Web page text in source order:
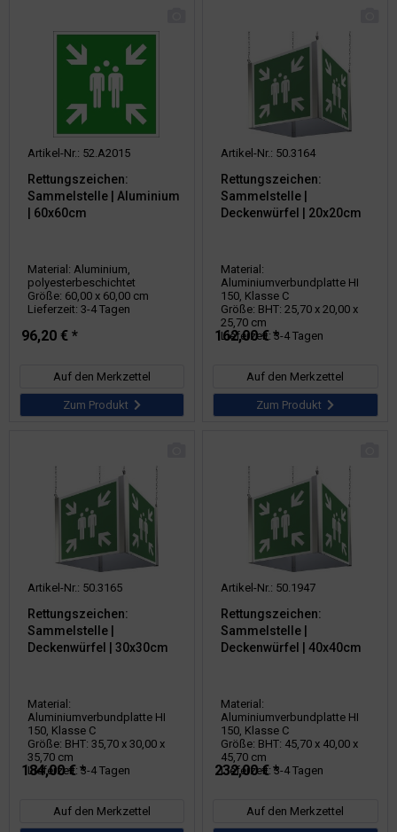
Artikel-Nr.: 52.A2015
Rettungszeichen:
Sammelstelle | Aluminium
| 60x60cm
Material: Aluminium,
polyesterbeschichtet
Größe: 60,00 x 60,00 cm
Lieferzeit: 3-4 Tagen
96,20 € *
Auf den Merkzettel
Zum Produkt
Artikel-Nr.: 50.3164
Rettungszeichen:
Sammelstelle |
Deckenwürfel | 20x20cm
Material:
Aluminiumverbundplatte HI
150, Klasse C
Größe: BHT: 25,70 x 20,00 x
25,70 cm
Lieferzeit: 3-4 Tagen
162,00 € *
Auf den Merkzettel
Zum Produkt
Artikel-Nr.: 50.3165
Rettungszeichen:
Sammelstelle |
Deckenwürfel | 30x30cm
Material:
Aluminiumverbundplatte HI
150, Klasse C
Größe: BHT: 35,70 x 30,00 x
35,70 cm
Lieferzeit: 3-4 Tagen
184,00 € *
Auf den Merkzettel
Artikel-Nr.: 50.1947
Rettungszeichen:
Sammelstelle |
Deckenwürfel | 40x40cm
Material:
Aluminiumverbundplatte HI
150, Klasse C
Größe: BHT: 45,70 x 40,00 x
45,70 cm
Lieferzeit: 3-4 Tagen
232,00 € *
Auf den Merkzettel